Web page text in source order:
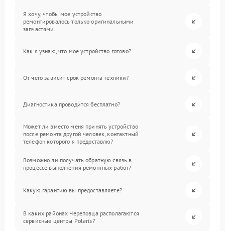
Я хочу, чтобы мое устройство
ремонтировалось только оригинальными
запчастями.
Как я узнаю, что мое устройство готово?
От чего зависит срок ремонта техники?
Диагностика проводится бесплатно?
Может ли вместо меня принять устройство
после ремонта другой человек, контактный
телефон которого я предоставлю?
Возможно ли получать обратную связь в
процессе выполнения ремонтных работ?
Какую гарантию вы предоставляете?
В каких районах Череповца располагаются
сервисные центры Polaris?